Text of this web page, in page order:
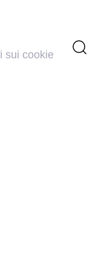
sui cookie